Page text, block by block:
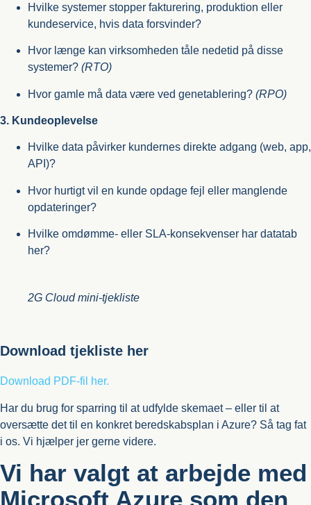
Hvilke systemer stopper fakturering, produktion eller
kundeservice, hvis data forsvinder?
Hvor længe kan virksomheden tåle nedetid på disse
systemer? (RTO)
Hvor gamle må data være ved genetablering? (RPO)
3. Kundeoplevelse
Hvilke data påvirker kundernes direkte adgang (web, app,
API)?
Hvor hurtigt vil en kunde opdage fejl eller manglende
opdateringer?
Hvilke omdømme- eller SLA-konsekvenser har datatab
her?
2G Cloud mini-tjekliste
Download tjekliste her
Download PDF-fil her.
Har du brug for sparring til at udfylde skemaet – eller til at
oversætte det til en konkret beredskabsplan i Azure? Så tag fat
i os. Vi hjælper jer gerne videre.
Vi har valgt at arbejde med
Microsoft Azure som den